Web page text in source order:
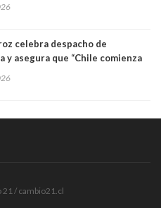
Campillai
celebra despacho de
y asegura que “Chile comienza
/ cambio21.cl